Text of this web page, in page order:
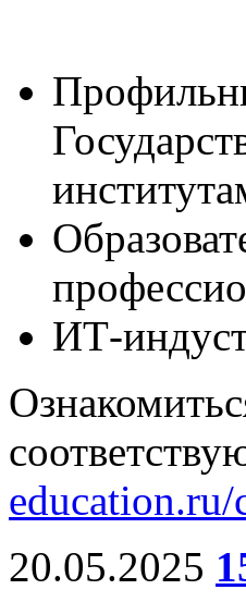
ИТ-
education.ru/
20.05.2025